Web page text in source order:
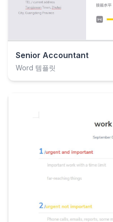
Senior Accountant
Word 템플릿